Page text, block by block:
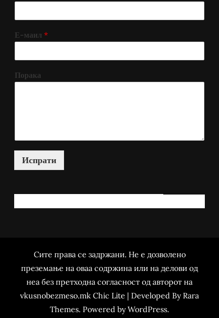
Е-маил *
Порака
Испрати
Сите права се задржани. Не е дозволено
преземање на оваа содржина или на делови од
неа без претходна согласност од авторот на
vkusnobezmeso.mk Chic Lite | Developed By Rara
Themes. Powered byWordPress.